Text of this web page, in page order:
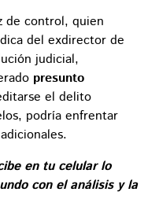
de control, quien
del exdirector de
judicial,
presunto
el delito
podría enfrentar
en tu celular lo
con el análisis y la